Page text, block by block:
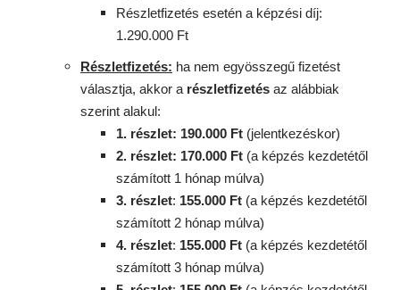
Részletfizetés esetén a képzési díj:
1.290.000 Ft
Részletfizetés: ha nem egyösszegű fizetést
választja, akkor a részletfizetés az alábbiak
szerint alakul:
1. részlet: 190.000 Ft (jelentkezéskor)
2. részlet: 170.000 Ft (a képzés kezdetétől
számított 1 hónap múlva)
3. részlet: 155.000 Ft (a képzés kezdetétől
számított 2 hónap múlva)
4. részlet: 155.000 Ft (a képzés kezdetétől
számított 3 hónap múlva)